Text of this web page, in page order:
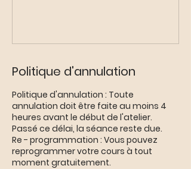
Politique d'annulation
Politique d'annulation : Toute
annulation doit être faite au moins 4
heures avant le début de l'atelier.
Passé ce délai, la séance reste due.
Re - programmation : Vous pouvez
reprogrammer votre cours à tout
moment gratuitement.